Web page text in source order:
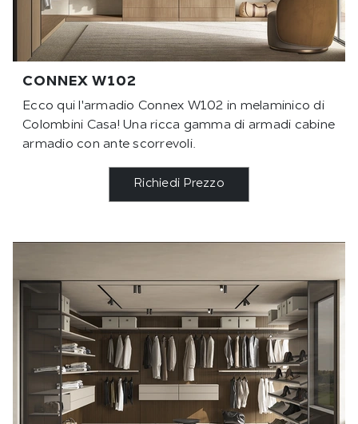
CONNEX W102
Ecco qui l'armadio Connex W102 in melaminico di
Colombini Casa! Una ricca gamma di armadi cabine
armadio con ante scorrevoli.
Richiedi Prezzo